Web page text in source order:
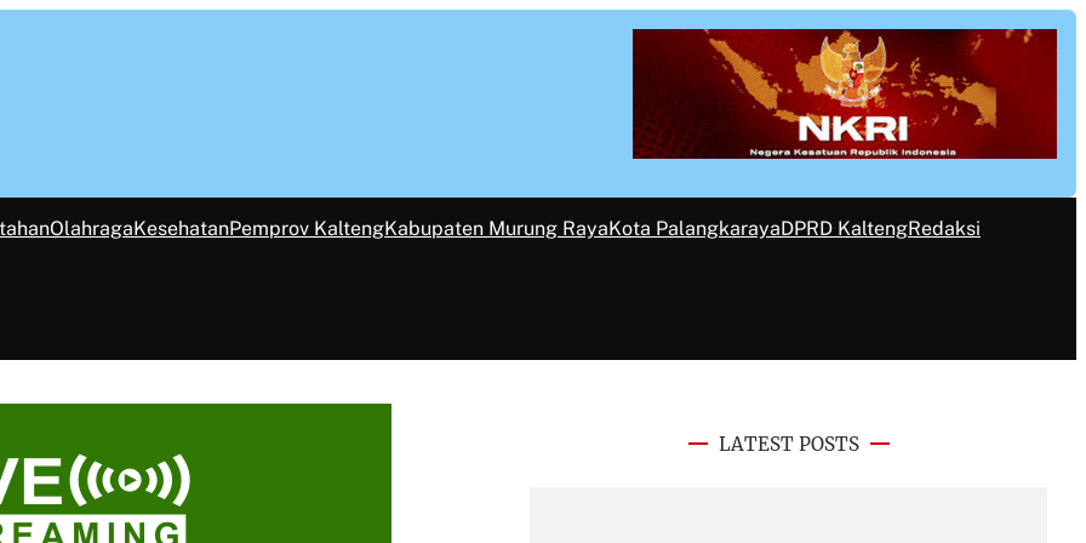
OlahragaKesehatanPemprov KaltengKabupaten Murung RayaKota PalangkarayaDPRD KaltengRedaksi
LATEST POSTS